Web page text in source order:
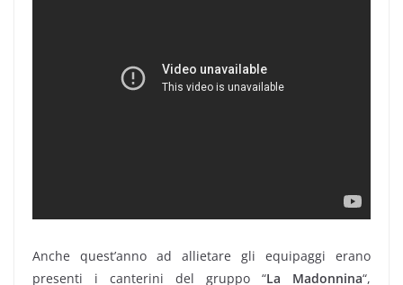
Anche quest’anno ad allietare gli equipaggi erano
presenti i canterini del gruppo “La Madonnina“,